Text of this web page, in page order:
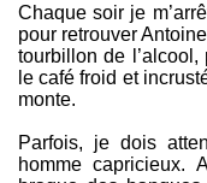
Chaque soir je
pour retrouver
tourbillon de
le café froid et
monte.
Parfois, je dois
homme capricieux.